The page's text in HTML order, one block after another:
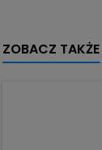
ZOBACZ TAKŻE